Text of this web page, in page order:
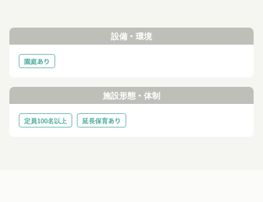
設備・環境
園庭あり
施設形態・体制
定員100名以上 延長保育あり